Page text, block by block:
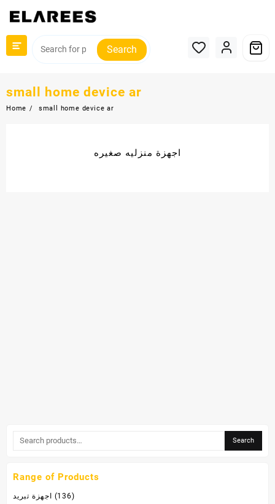
Search
small home device ar
Home small home device ar
اجهزة منزليه صغيره
Search
Range of Products
اجهزة تبريد
(136)